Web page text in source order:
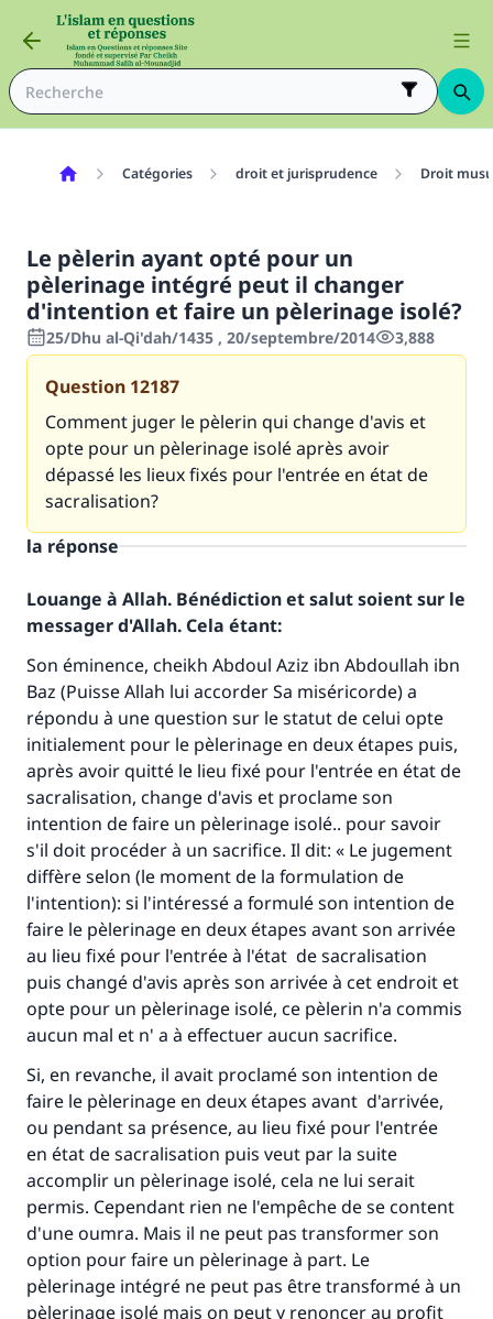
Catégories droit et jurisprudence Droit
Le pèlerin ayant opté pour un
pèlerinage intégré peut il changer
d'intention et faire un pèlerinage isolé?
25/Dhu al-Qi'dah/1435 , 20/septembre/2014 3,888
Question 12187
Comment juger le pèlerin qui change d'avis et
opte pour un pèlerinage isolé après avoir
dépassé les lieux fixés pour l'entrée en état de
sacralisation?
la réponse
Louange à Allah. Bénédiction et salut soient sur le
messager d'Allah. Cela étant:
Son éminence, cheikh Abdoul Aziz ibn Abdoullah ibn
Baz (Puisse Allah lui accorder Sa miséricorde) a
répondu à une question sur le statut de celui opte
initialement pour le pèlerinage en deux étapes puis,
après avoir quitté le lieu fixé pour l'entrée en état de
sacralisation, change d'avis et proclame son
intention de faire un pèlerinage isolé.. pour savoir
s'il doit procéder à un sacrifice. Il dit: « Le jugement
diffère selon (le moment de la formulation de
l'intention): si l'intéressé a formulé son intention de
faire le pèlerinage en deux étapes avant son arrivée
au lieu fixé pour l'entrée à l'état de sacralisation
puis changé d'avis après son arrivée à cet endroit et
opte pour un pèlerinage isolé, ce pèlerin n'a commis
aucun mal et n' a à effectuer aucun sacrifice.
Si, en revanche, il avait proclamé son intention de
faire le pèlerinage en deux étapes avant d'arrivée,
ou pendant sa présence, au lieu fixé pour l'entrée
en état de sacralisation puis veut par la suite
accomplir un pèlerinage isolé, cela ne lui serait
permis. Cependant rien ne l'empêche de se content
d'une oumra. Mais il ne peut pas transformer son
option pour faire un pèlerinage à part. Le
pèlerinage intégré ne peut pas être transformé à un
pèlerinage isolé mais on peut y renoncer au profit
Faites une différence dans la vie de
millions de personnes grâce à votre
contribution
Aidez nous à apporter des réponses.
Le Messager d'Allah (Paix sur lui) a dit: